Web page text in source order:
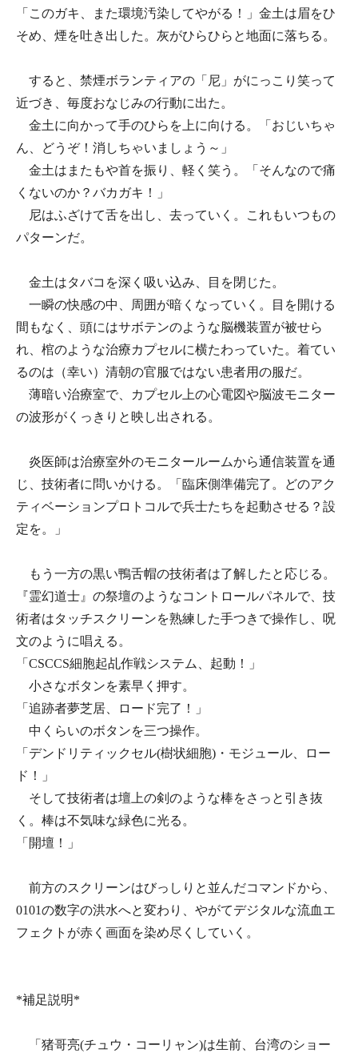
「このガキ、また環境汚染してやがる！」金土は眉をひ
そめ、煙を吐き出した。灰がひらひらと地面に落ちる。
すると、禁煙ボランティアの「尼」がにっこり笑って
近づき、毎度おなじみの行動に出た。
金土に向かって手のひらを上に向ける。「おじいちゃ
ん、どうぞ！消しちゃいましょう～」
金土はまたもや首を振り、軽く笑う。「そんなので痛
くないのか？バカガキ！」
尼はふざけて舌を出し、去っていく。これもいつもの
パターンだ。
金土はタバコを深く吸い込み、目を閉じた。
一瞬の快感の中、周囲が暗くなっていく。目を開ける
間もなく、頭にはサボテンのような脳機装置が被せら
れ、棺のような治療カプセルに横たわっていた。着てい
るのは（幸い）清朝の官服ではない患者用の服だ。
薄暗い治療室で、カプセル上の心電図や脳波モニター
の波形がくっきりと映し出される。
炎医師は治療室外のモニタールームから通信装置を通
じ、技術者に問いかける。「臨床側準備完了。どのアク
ティベーションプロトコルで兵士たちを起動させる？設
定を。」
もう一方の黒い鴨舌帽の技術者は了解したと応じる。
『霊幻道士』の祭壇のようなコントロールパネルで、技
術者はタッチスクリーンを熟練した手つきで操作し、呪
文のように唱える。
「CSCCS細胞起乩作戦システム、起動！」
小さなボタンを素早く押す。
「追跡者夢芝居、ロード完了！」
中くらいのボタンを三つ操作。
「デンドリティックセル(樹状細胞)・モジュール、ロー
ド！」
そして技術者は壇上の剣のような棒をさっと引き抜
く。棒は不気味な緑色に光る。
「開壇！」
前方のスクリーンはびっしりと並んだコマンドから、
0101の数字の洪水へと変わり、やがてデジタルな流血エ
フェクトが赤く画面を染め尽くしていく。
*補足説明*
「猪哥亮(チュウ・コーリャン)は生前、台湾のショー